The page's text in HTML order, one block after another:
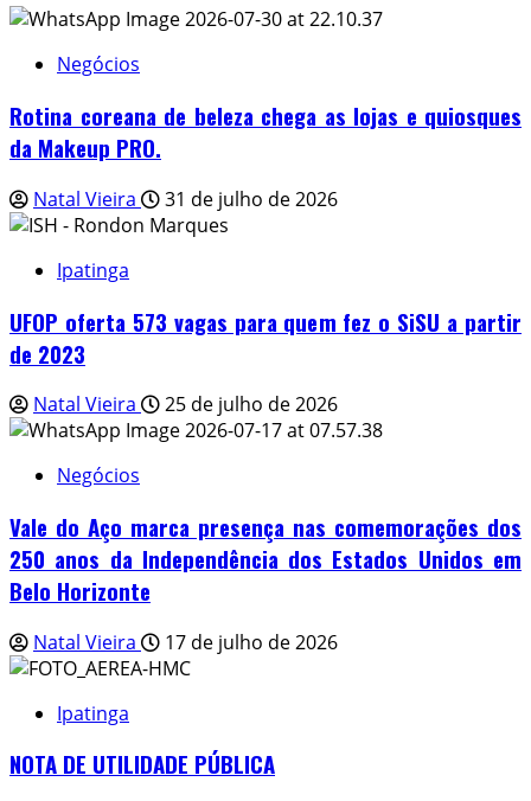
Negócios
Rotina coreana de beleza chega as lojas e quiosques
da Makeup PRO.
Natal Vieira 31 de julho de 2026
Ipatinga
UFOP oferta 573 vagas para quem fez o SiSU a partir
de 2023
Natal Vieira 25 de julho de 2026
Negócios
Vale do Aço marca presença nas comemorações dos
250 anos da Independência dos Estados Unidos em
Belo Horizonte
Natal Vieira 17 de julho de 2026
Ipatinga
NOTA DE UTILIDADE PÚBLICA